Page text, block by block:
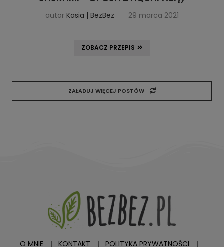
autor Kasia | BezBez 29 marca 2021
ZOBACZ PRZEPIS
ZAŁADUJ WIĘCEJ POSTÓW
O MNIE KONTAKT POLITYKA PRYWATNOŚCI